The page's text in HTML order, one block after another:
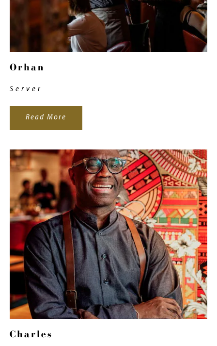
Orhan
Server
Read More
Charles